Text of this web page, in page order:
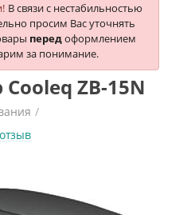
В связи с нестабильностью
просим Вас уточнять
передоформлением
за понимание.
ZB-15N
/
оборудование